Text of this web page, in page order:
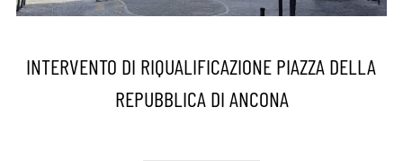
INTERVENTO DI RIQUALIFICAZIONE PIAZZA DELLA
REPUBBLICA DI ANCONA